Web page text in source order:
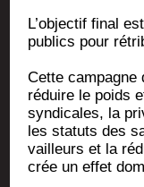
L’objectif final
publics pour
Cette cam­pagne
réduire le poids
syn­di­cales, la
les sta­tuts des
vailleurs et la
crée un effet